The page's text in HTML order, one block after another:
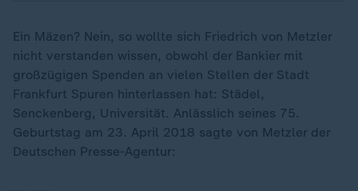
Ein Mäzen? Nein, so wollte sich Friedrich von Metzler
nicht verstanden wissen, obwohl der Bankier mit
großzügigen Spenden an vielen Stellen der Stadt
Frankfurt Spuren hinterlassen hat: Städel,
Senckenberg, Universität. Anlässlich seines 75.
Geburtstag am 23. April 2018 sagte von Metzler der
Deutschen Presse-Agentur: